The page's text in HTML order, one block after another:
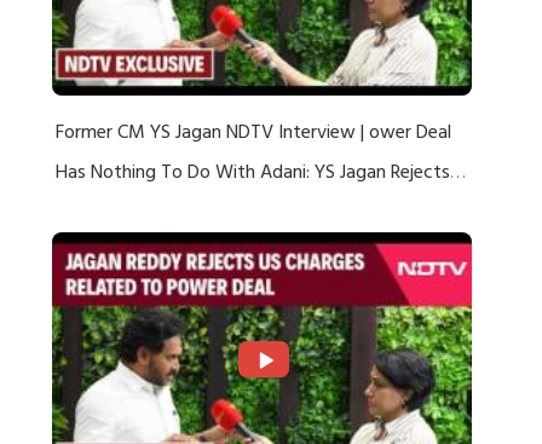
Former CM YS Jagan NDTV Interview | ower Deal
Has Nothing To Do With Adani: YS Jagan Rejects